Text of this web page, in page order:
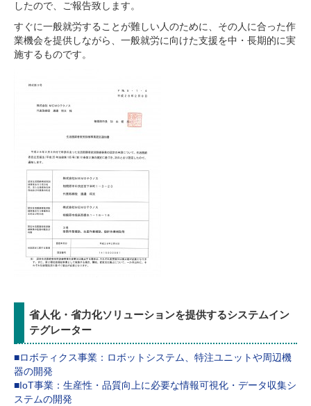
したので、ご報告致します。
すぐに一般就労することが難しい人のために、その人に合った作
業機会を提供しながら、一般就労に向けた支援を中・長期的に実
施するものです。
省人化・省力化ソリューションを提供するシステムイン
テグレーター
■ロボティクス事業：ロボットシステム、特注ユニットや周辺機
器の開発
■IoT事業：生産性・品質向上に必要な情報可視化・データ収集シ
ステムの開発